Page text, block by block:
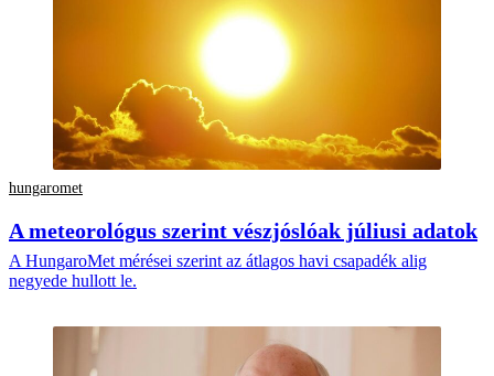
hungaromet
A meteorológus szerint vészjóslóak júliusi adatok
A HungaroMet mérései szerint az átlagos havi csapadék alig
negyede hullott le.